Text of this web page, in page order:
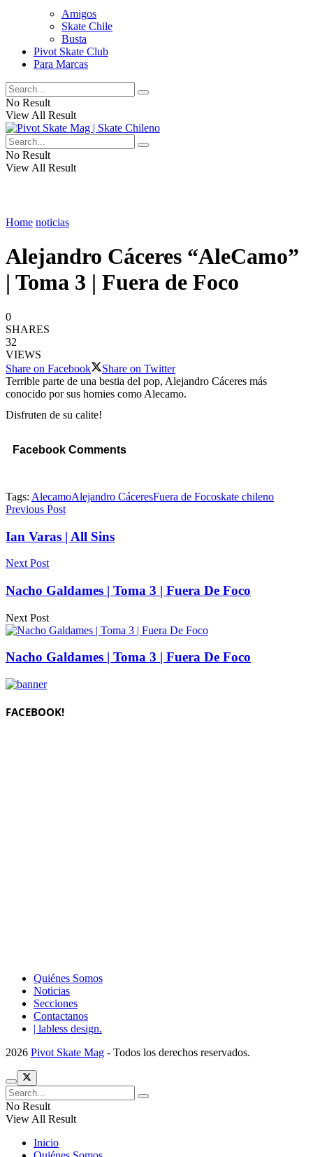
Amigos
Skate Chile
Busta
Pivot Skate Club
Para Marcas
No Result
View All Result
No Result
View All Result
Home noticias
Alejandro Cáceres “AleCamo”
| Toma 3 | Fuera de Foco
0
SHARES
32
VIEWS
Share on Facebook
Share on Twitter
Terrible parte de una bestia del pop, Alejandro Cáceres más
conocido por sus homies como Alecamo.
Disfruten de su calite!
Facebook Comments
Tags: AlecamoAlejandro CáceresFuera de Focoskate chileno
Previous Post
Ian Varas | All Sins
Next Post
Nacho Galdames | Toma 3 | Fuera De Foco
Next Post
Nacho Galdames | Toma 3 | Fuera De Foco
FACEBOOK!
Quiénes Somos
Noticias
Secciones
Contactanos
| labless design.
2026 Pivot Skate Mag - Todos los derechos reservados.
No Result
View All Result
Inicio